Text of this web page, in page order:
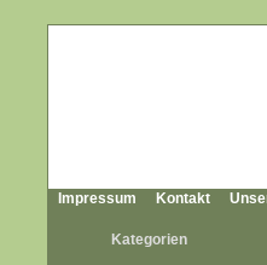
Impressum Kontakt
Kategorien